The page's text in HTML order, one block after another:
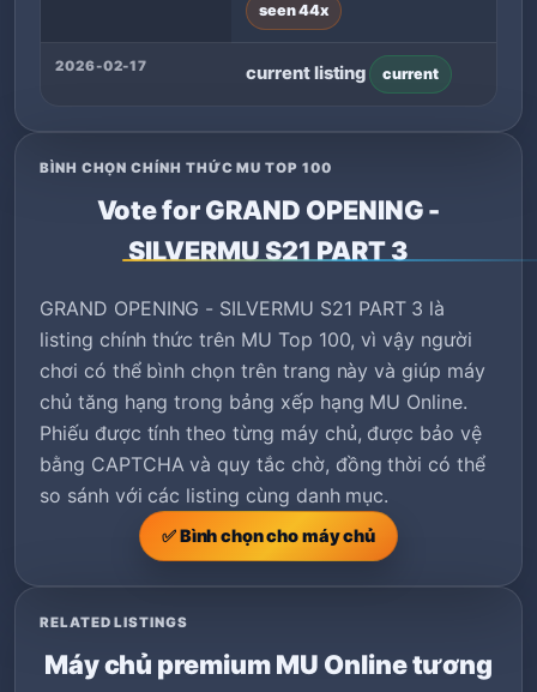
seen 44x
2026-02-17 current listing current
BÌNH CHỌN CHÍNH THỨC MU TOP 100
Vote for GRAND OPENING -
SILVERMU S21 PART 3
GRAND OPENING - SILVERMU S21 PART 3 là
listing chính thức trên MU Top 100, vì vậy người
chơi có thể bình chọn trên trang này và giúp máy
chủ tăng hạng trong bảng xếp hạng MU Online.
Phiếu được tính theo từng máy chủ, được bảo vệ
bằng CAPTCHA và quy tắc chờ, đồng thời có thể
so sánh với các listing cùng danh mục.
✅ Bình chọn cho máy chủ
RELATED LISTINGS
Máy chủ premium MU Online tương